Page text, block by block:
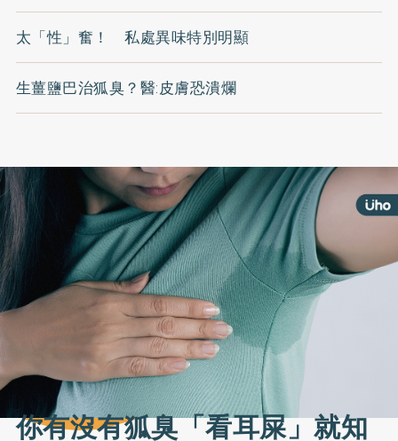
太「性」奮！ 私處異味特別明顯
生薑鹽巴治狐臭？醫:皮膚恐潰爛
你有沒有狐臭「看耳屎」就知